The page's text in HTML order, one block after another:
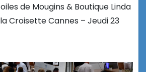
de Mougins & Boutique Linda
Croisette Cannes – Jeudi 23